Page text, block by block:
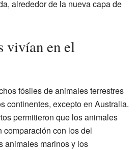
alrededor de la nueva capa de
vivían en el
fósiles de animales terrestres
continentes, excepto en Australia.
permitieron que los animales
comparación con los del
animales marinos y los